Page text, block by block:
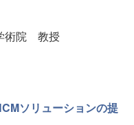
術院 教授
ソリューションの提